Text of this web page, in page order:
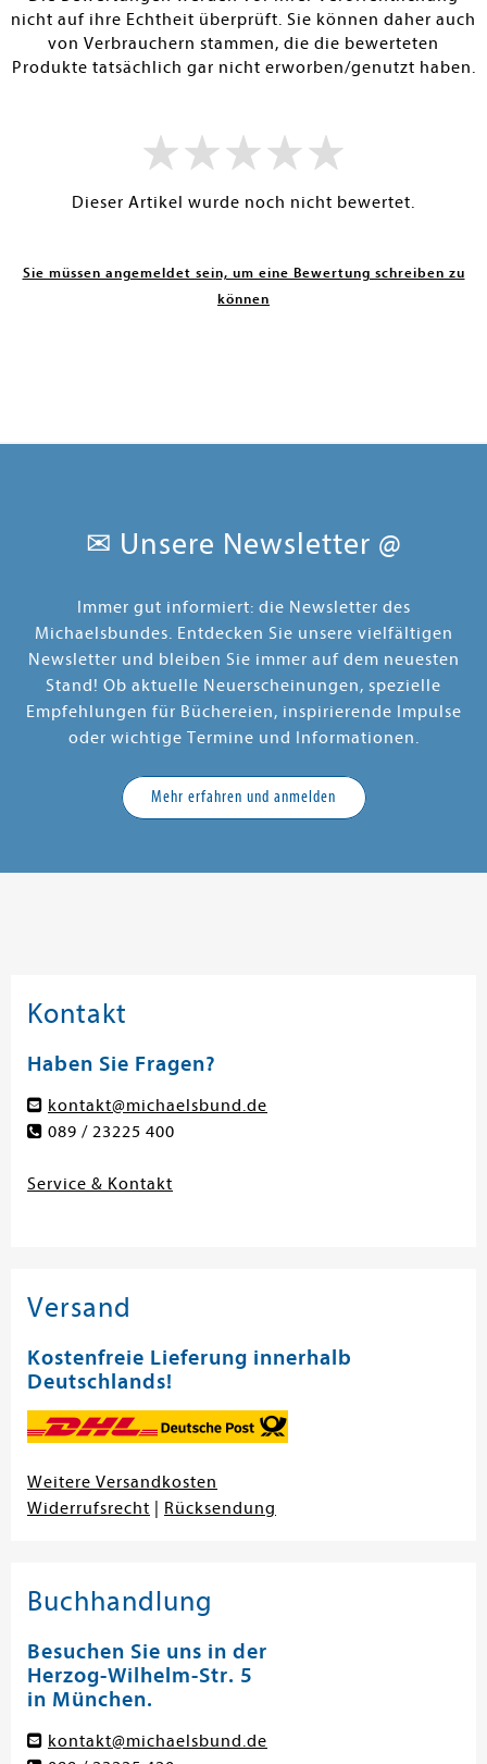
nicht auf ihre Echtheit überprüft. Sie können daher auch
von Verbrauchern stammen, die die bewerteten
Produkte tatsächlich gar nicht erworben/genutzt haben.
Dieser Artikel wurde noch nicht bewertet.
Sie müssen angemeldet sein, um eine Bewertung schreiben zu
können
✉ Unsere Newsletter @
Immer gut informiert: die Newsletter des
Michaelsbundes. Entdecken Sie unsere vielfältigen
Newsletter und bleiben Sie immer auf dem neuesten
Stand! Ob aktuelle Neuerscheinungen, spezielle
Empfehlungen für Büchereien, inspirierende Impulse
oder wichtige Termine und Informationen.
Mehr erfahren und anmelden
Kontakt
Haben Sie Fragen?
kontakt@michaelsbund.de
089 / 23225 400
Service & Kontakt
Versand
Kostenfreie Lieferung innerhalb
Deutschlands!
Weitere Versandkosten
Widerrufsrecht
Rücksendung
Buchhandlung
Besuchen Sie uns in der
Herzog-Wilhelm-Str. 5
in München.
kontakt@michaelsbund.de